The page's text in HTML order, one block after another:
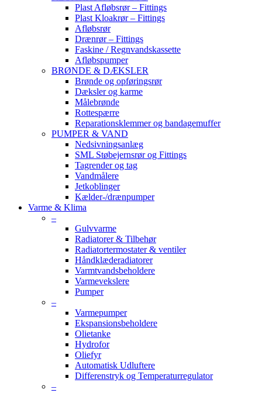
Plast Afløbsrør – Fittings
Plast Kloakrør – Fittings
Afløbsrør
Drænrør – Fittings
Faskine / Regnvandskassette
Afløbspumper
BRØNDE & DÆKSLER
Brønde og opføringsrør
Dæksler og karme
Målebrønde
Rottespærre
Reparationsklemmer og bandagemuffer
PUMPER & VAND
Nedsivningsanlæg
SML Støbejernsrør og Fittings
Tagrender og tag
Vandmålere
Jetkoblinger
Kælder-/drænpumper
Varme & Klima
–
Gulvvarme
Radiatorer & Tilbehør
Radiatortermostater & ventiler
Håndklæderadiatorer
Varmtvandsbeholdere
Varmevekslere
Pumper
–
Varmepumper
Ekspansionsbeholdere
Olietanke
Hydrofor
Oliefyr
Automatisk Udluftere
Differenstryk og Temperaturregulator
–